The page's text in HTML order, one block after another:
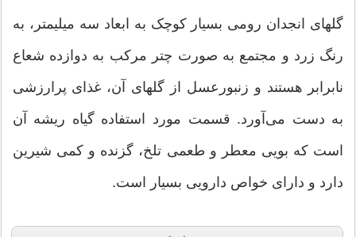
گلهای انجدان رومی بسیار کوچک به ابعاد سه میلیمتر، به
رنگ زرد و مجتمع به صورت چتر مرکب به دوازده شعاع
نابرابر هستند و زنبورعسل از گلهای آن، غذای پرارزشی
به دست می‌آورد. قسمت مورد استفاده گیاه ریشه آن
است که بویی معطر و طعمی تلخ، گزنده و کمی شیرین
دارد و دارای خواص دارویی بسیار است.